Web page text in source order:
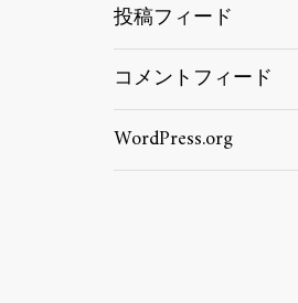
投稿フィード
コメントフィード
WordPress.org